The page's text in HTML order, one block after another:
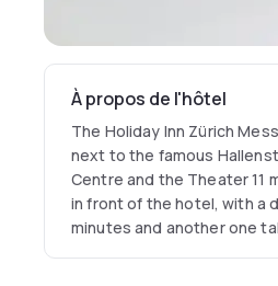
À propos de l'hôtel
The Holiday Inn Zürich Messe is
next to the famous
Centre and the Theater 11
in front of the hotel, with a direct tram taking you to the city centre in only 17
minutes and another one taking you to the